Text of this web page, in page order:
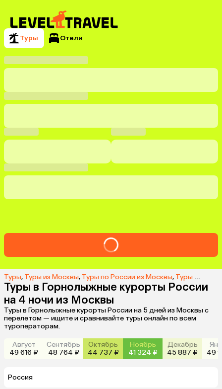
Туры Отели
Туры, Туры из Москвы, Туры по России из Москвы, Туры на горнолыжные курорты России из Москвы
Туры в Горнолыжные курорты России
на 4 ночи из Москвы
Туры в Горнолыжные курорты России на 5 дней из Москвы с
перелетом — ищите и сравнивайте туры онлайн по всем
туроператорам.
Август
49 616 ₽
Сентябрь
48 764 ₽
Октябрь
44 737 ₽
Ноябрь
41 324 ₽
Декабрь
45 887 ₽
49
Россия